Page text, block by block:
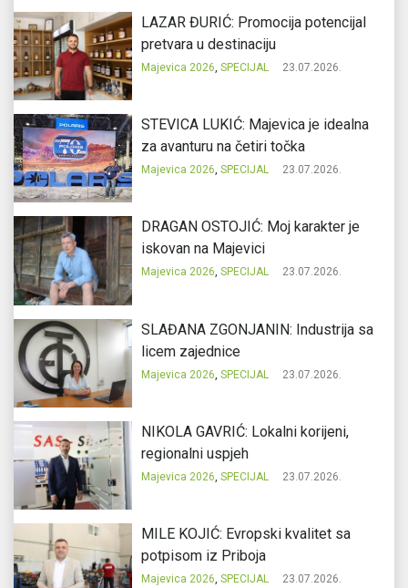
LAZAR ĐURIĆ: Promocija potencijal
pretvara u destinaciju
Majevica 2026 SPECIJAL 23.07.2026.
STEVICA LUKIĆ: Majevica je idealna
za avanturu na četiri točka
Majevica 2026, SPECIJAL 23.07.2026.
DRAGAN OSTOJIĆ: Moj karakter je
iskovan na Majevici
Majevica 2026, SPECIJAL 23.07.2026.
SLAĐANA ZGONJANIN: Industrija sa
licem zajednice
Majevica 2026 SPECIJAL 23.07.2026.
NIKOLA GAVRIĆ: Lokalni korijeni,
regionalni uspjeh
Majevica 2026, SPECIJAL 23.07.2026.
MILE KOJIĆ: Evropski kvalitet sa
potpisom iz Priboja
Majevica 2026, SPECIJAL 23.07.2026.